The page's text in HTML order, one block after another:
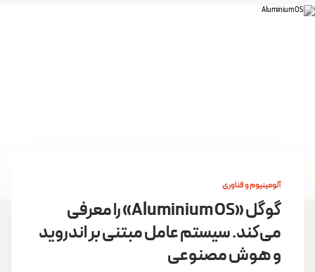
آلومینیوم و فناوری
گوگل «Aluminium OS» را معرفی
می‌کند. سیستم عامل مبتنی بر اندروید
و هوش مصنوعی